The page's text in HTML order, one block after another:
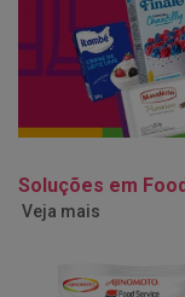
Soluções em
Veja mais